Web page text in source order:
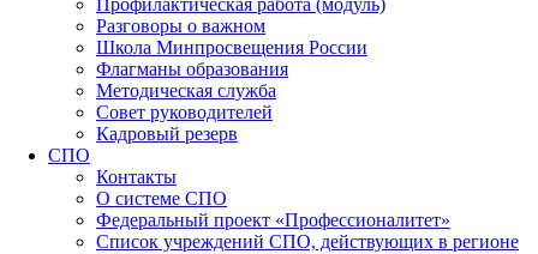
Разговоры о важном
Школа Минпросвещения России
Флагманы образования
Методическая служба
Совет руководителей
Кадровый резерв
СПО
Контакты
О системе СПО
Федеральный проект «Профессионалитет»
Список учреждений СПО, действующих в регионе